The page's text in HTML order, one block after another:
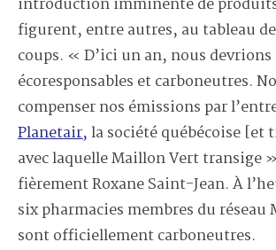
introduction imminente de
figurent, entre autres, au tableau
coups. « D’ici un an, nous
écoresponsables et carboneutres.
compenser nos émissions par
Planetair,la société québécoise [et
avec laquelle Maillon Vert transige
fièrement Roxane Saint-Jean. À
six pharmacies membres du réseau
sont officiellement carboneutres.